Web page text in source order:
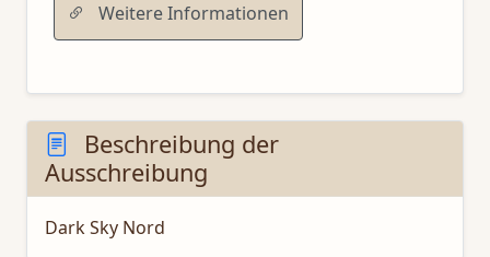
Weitere Informationen
Beschreibung der
Ausschreibung
Dark Sky Nord